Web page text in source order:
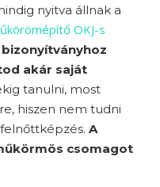
nyitva állnak a
OKJ-s
akár saját
tanulni, most
hiszen nem tudni
A
csomagot